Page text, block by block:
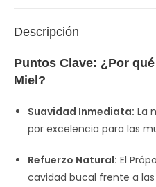
Descripción
Puntos Clave: ¿Por
Miel?
Suavidad Inmediata: La
por excelencia para las
Refuerzo Natural: El
cavidad bucal frente a